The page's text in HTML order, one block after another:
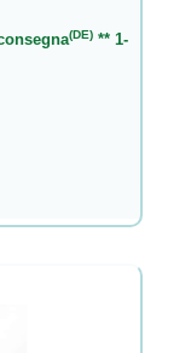
(DE)** 1-